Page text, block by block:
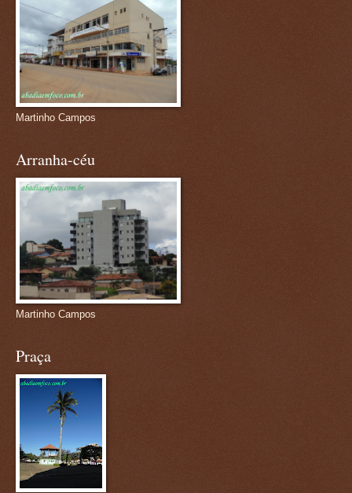
Martinho Campos
Arranha-céu
Martinho Campos
Praça